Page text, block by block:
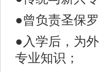
●曾负责圣保
●入学后，为
专业知识；